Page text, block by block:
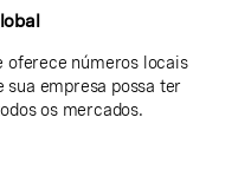
oferece números locais
sua empresa possa ter
os mercados.